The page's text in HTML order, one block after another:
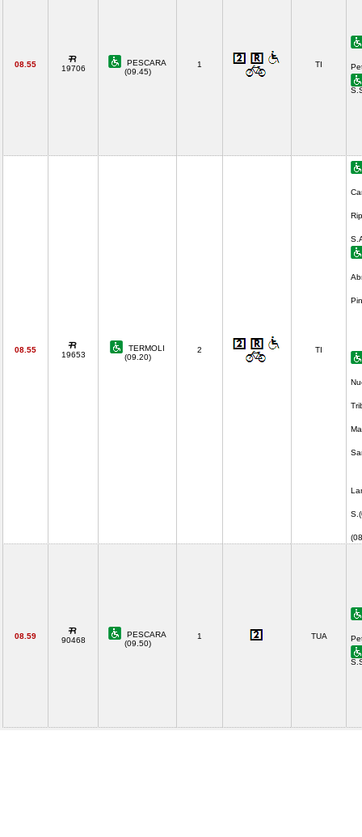
08.55 19706
PESCARA
(09.45)
1 TI
08.55
19653
TERMOLI
(09.20)
2 TI
08.59 90468
PESCARA
(09.50)
1 TUA